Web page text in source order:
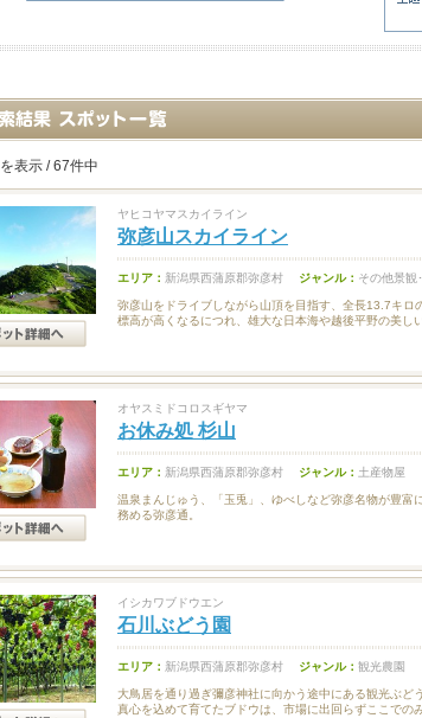
を表示 / 67件中
ヤヒコヤマスカイライン
弥彦山スカイライン
エリア： 新潟県西蒲原郡弥彦村 ジャンル： その他景観
弥彦山をドライブしながら山頂を目指す、全長13.7キロ
標高が高くなるにつれ、雄大な日本海や越後平野の美し
オヤスミドコロスギヤマ
お休み処 杉山
エリア： 新潟県西蒲原郡弥彦村 ジャンル： 土産物屋
温泉まんじゅう、「玉兎」、ゆべしなど弥彦名物が豊富
務める弥彦通。
イシカワブドウエン
石川ぶどう園
エリア： 新潟県西蒲原郡弥彦村 ジャンル： 観光農園
大鳥居を通り過ぎ彌彦神社に向かう途中にある観光ぶど
真心を込めて育てたブドウは、市場に出回らずここでの